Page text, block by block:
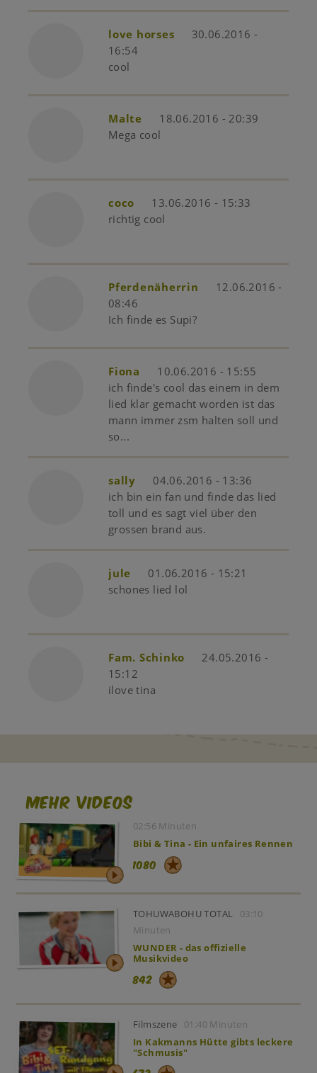
love horses
30.06.2016 -
16:54
cool
Malte
18.06.2016 - 20:39
Mega cool
coco
13.06.2016 - 15:33
richtig cool
Pferdenäherrin
12.06.2016 -
08:46
Ich finde es Supi?
Fiona
10.06.2016 - 15:55
ich finde's cool das einem in dem
lied klar gemacht worden ist das
mann immer zsm halten soll und
so...
sally
04.06.2016 - 13:36
ich bin ein fan und finde das lied
toll und es sagt viel über den
grossen brand aus.
jule
01.06.2016 - 15:21
schones lied lol
Fam. Schinko
24.05.2016 -
15:12
ilove tina
Mehr Videos
02:56 Minuten
Bibi & Tina - Ein unfaires Rennen
1080
TOHUWABOHU TOTAL
03:10
Minuten
WUNDER - das offizielle
Musikvideo
842
Filmszene
01:40 Minuten
In Kakmanns Hütte gibts leckere
"Schmusis"